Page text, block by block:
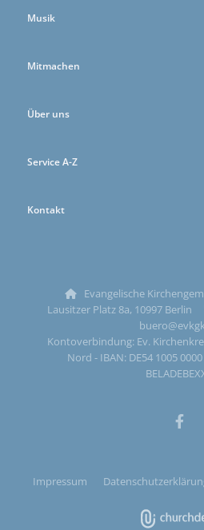
Musik
Mitmachen
Über uns
Service A-Z
Kontakt

Evangelische
Lausitzer Platz 8a, 10997 Berlin
Kontoverbindung: Ev.
Nord - IBAN: DE54 1005
Impressum